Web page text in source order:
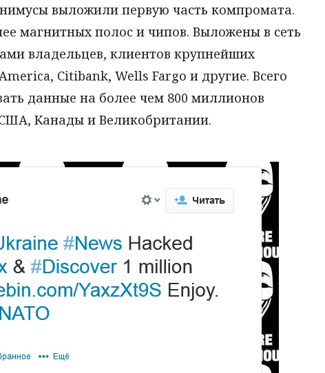
выложили первую часть компромата.
магнитных полос и чипов. Выложены в сеть
владельцев, клиентов крупнейших
Citibank, Wells Fargo и другие. Всего
данные на более чем 800 миллионов
Канады и Великобритании.